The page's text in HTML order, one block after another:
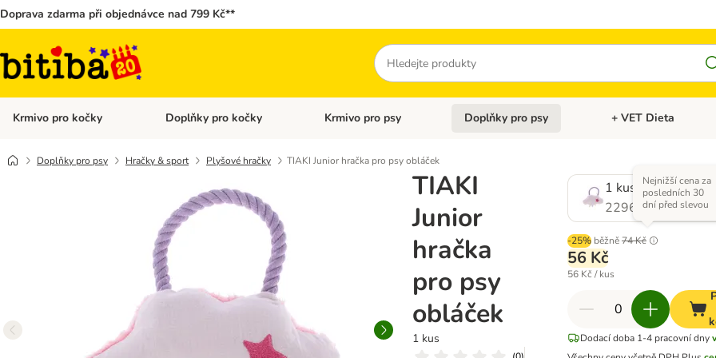
Doprava zdarma při objednávce nad 799 Kč**
Hledat
Krmivo pro kočky Otevřít menu: Krmivo pro kočky
Doplňky pro kočky Otevřít menu: Doplňky pro kočky
Krmivo pro psy Otevřít menu: Krmivo pro psy
Doplňky pro psy Otevřít menu: Doplňky
+ VET Dieta
Doplňky pro psy Hračky & sport Plyšové hračky TIAKI Junior hračka pro psy obláček
TIAKI
Junior
hračka
pro psy
obláček
1 kus
1 kus
2296121.0
-25% běžně74 Kč
Nejnižší cena za
posledních 30
dní před slevou
56 Kč
56 Kč / kus
Dodací doba 1-4 pracovní dny